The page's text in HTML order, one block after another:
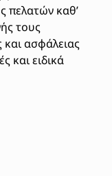
πελατών καθ’
τους
ασφάλειας
και ειδικά